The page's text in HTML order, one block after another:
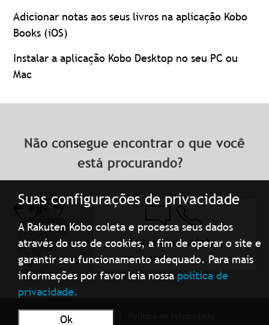
Suas configurações de privacidade
A Rakuten Kobo coleta e processa seus dados
através do uso de cookies, a fim de operar o site e
garantir seu funcionamento adequado. Para mais
informações por favor leia nossa política de
privacidade.
Ok
Adicionar notas aos seus livros na aplicação Kobo
Books (iOS)
Instalar a aplicação Kobo Desktop no seu PC ou
Mac
Não consegue encontrar o que você
está procurando?
Entre em contato
conosco
Condições de uso